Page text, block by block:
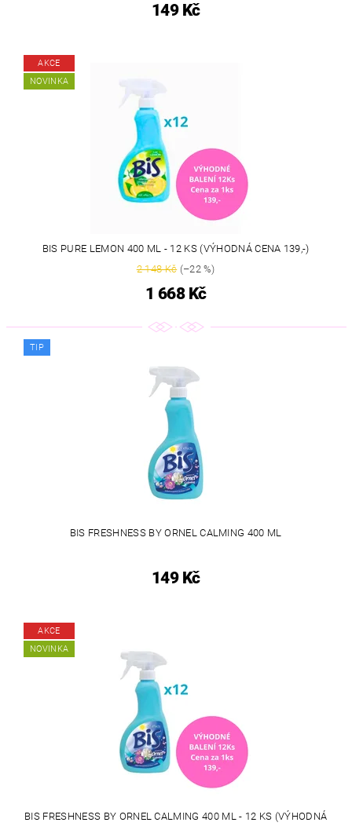
149 Kč
AKCE
NOVINKA
BIS PURE LEMON 400 ML - 12 KS (VÝHODNÁ CENA 139,-)
2 148 Kč(–22 %)
1 668 Kč
TIP
BIS FRESHNESS BY ORNEL CALMING 400 ML
149 Kč
AKCE
NOVINKA
BIS FRESHNESS BY ORNEL CALMING 400 ML - 12 KS (VÝHODNÁ